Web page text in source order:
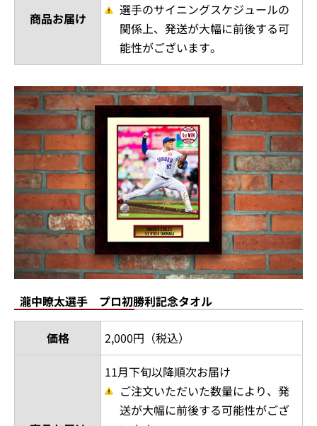
商品お届け
選手のサイニングスケジュールの
関係上、発送が大幅に前後する可
能性がございます。
瀧中瞭太選手 プロ初勝利記念タオル
価格 2,000円（税込）
11月下旬以降順次お届け
ご注文いただいた数量により、発
送が大幅に前後する可能性がござ